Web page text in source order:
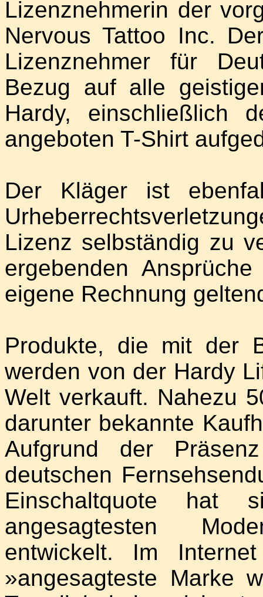
Lizenznehmerin der
Nervous Tattoo Inc.
Lizenznehmer für
Bezug auf alle
Hardy, einschließlich
angeboten T-Shirt
Der Kläger ist
Lizenz selbständig zu
ergebenden
eigene Rechnung
Produkte, die mit der
werden von der Hardy
Welt verkauft. Nahezu
darunter bekannte
Aufgrund der
deutschen
Einschaltquote
angesagtesten
entwickelt. Im
»angesagteste Marke